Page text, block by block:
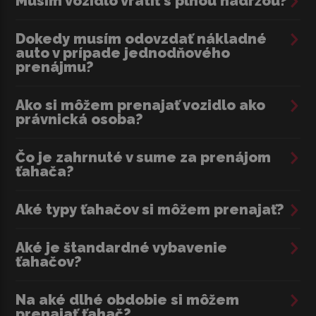
Dokedy musím odovzdať nákladné
auto v prípade jednodňového
prenájmu?
Ako si môžem prenajať vozidlo ako
právnická osoba?
Čo je zahrnuté v sume za prenájom
ťahača?
Aké typy ťahačov si môžem prenajať?
Aké je štandardné vybavenie
ťahačov?
Na aké dlhé obdobie si môžem